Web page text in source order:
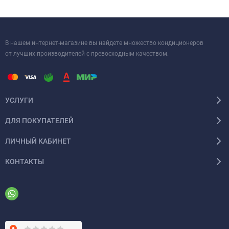
В нашем интернет-магазине вы найдете множество кондиционеров
от лучших производителей с превосходным качеством.
УСЛУГИ
ДЛЯ ПОКУПАТЕЛЕЙ
ЛИЧНЫЙ КАБИНЕТ
КОНТАКТЫ